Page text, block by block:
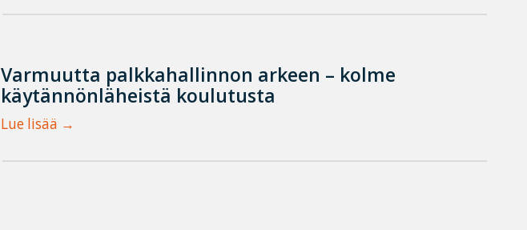
Varmuutta palkkahallinnon arkeen – kolme
käytännönläheistä koulutusta
Lue lisää